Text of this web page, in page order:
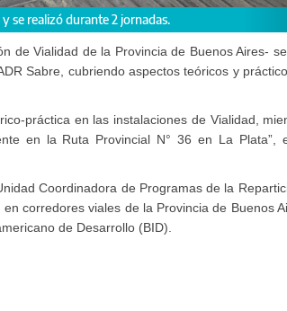
Traffic S.A.
de Vialidad de la Provincia de Buenos Aires-
Sabre, cubriendo aspectos teóricos y
práctica en las instalaciones de Vialidad,
en la Ruta Provincial N° 36 en La Plata”,
Coordinadora de Programas de la
corredores viales de la Provincia de Buenos
de Desarrollo (BID).